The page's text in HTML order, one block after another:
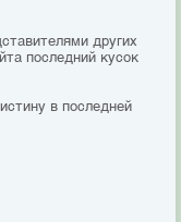
других
последний кусок
в последней